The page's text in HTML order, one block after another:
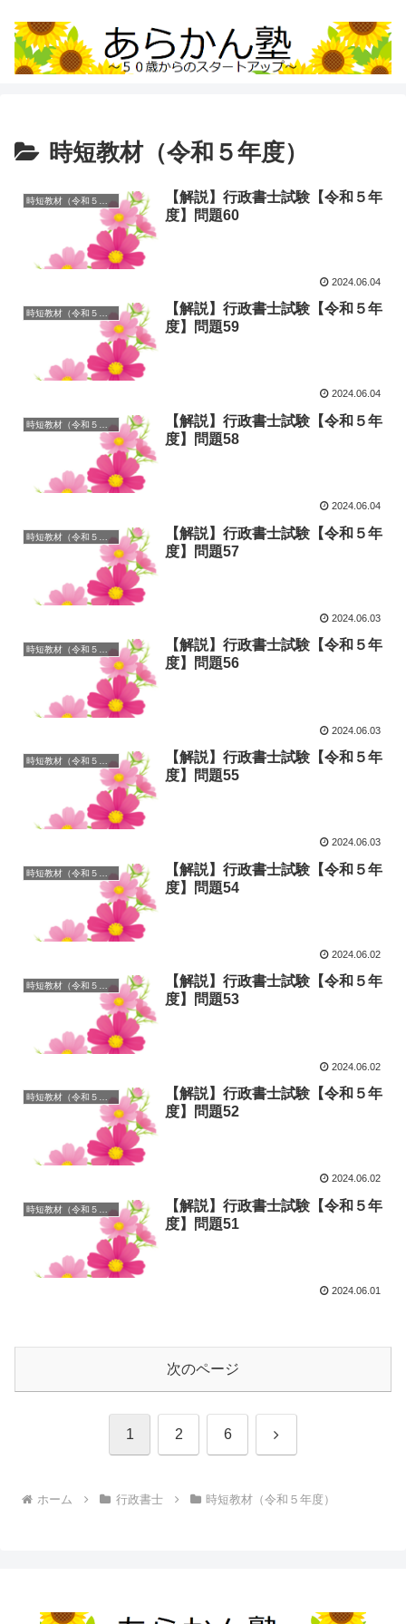
時短教材（令和５年度）
【解説】行政書士試験【令和５年
度】問題60
2024.06.04
【解説】行政書士試験【令和５年
度】問題59
2024.06.04
時短教材（令和５年度）
【解説】行政書士試験【令和５年
度】問題58
2024.06.04
【解説】行政書士試験【令和５年
度】問題57
2024.06.03
【解説】行政書士試験【令和５年
度】問題56
2024.06.03
時短教材（令和５年度）
【解説】行政書士試験【令和５年
度】問題55
2024.06.03
【解説】行政書士試験【令和５年
度】問題54
2024.06.02
【解説】行政書士試験【令和５年
度】問題53
2024.06.02
時短教材（令和５年度）
【解説】行政書士試験【令和５年
度】問題52
2024.06.02
【解説】行政書士試験【令和５年
度】問題51
2024.06.01
次のページ
1 2 6 次
ホーム 行政書士 時短教材（令和５年度）